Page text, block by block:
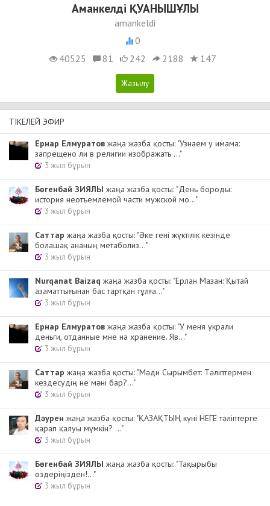
Аманкелді ҚУАНЫШҰЛЫ
amankeldi
0
40525
81 242 2188 147
ТІКЕЛЕЙ ЭФИР
Ернар Елмуратов жаңа жазба қосты: "Узнаем у имама:
запрещено ли в религии изображать ..."
3 жыл бұрын
Бөгенбай ЗИЯЛЫ жаңа жазба қосты: "День бороды:
история неотъемлемой части мужской мо..."
3 жыл бұрын
Cаттар жаңа жазба қосты: "Әке гені жүктілік кезінде
болашақ ананың метаболиз..."
3 жыл бұрын
Nurqanat Baizaq жаңа жазба қосты: "Ерлан Мазан: Қытай
азаматтығынан бас тартқан тұлға..."
3 жыл бұрын
Ернар Елмуратов жаңа жазба қосты: "У меня украли
деньги, отданные мне на хранение. Яв..."
3 жыл бұрын
Cаттар жаңа жазба қосты: "Мәди Сырымбет: Тәліптермен
кездесудің не мәні бар?..."
3 жыл бұрын
Дәурен жаңа жазба қосты: "ҚАЗАҚТЫҢ күні НЕГЕ тәліптерге
қарап қалуы мүмкін? ..."
3 жыл бұрын
Бөгенбай ЗИЯЛЫ жаңа жазба қосты: "Тақырыбы
өздеріңізден!..."
3 жыл бұрын